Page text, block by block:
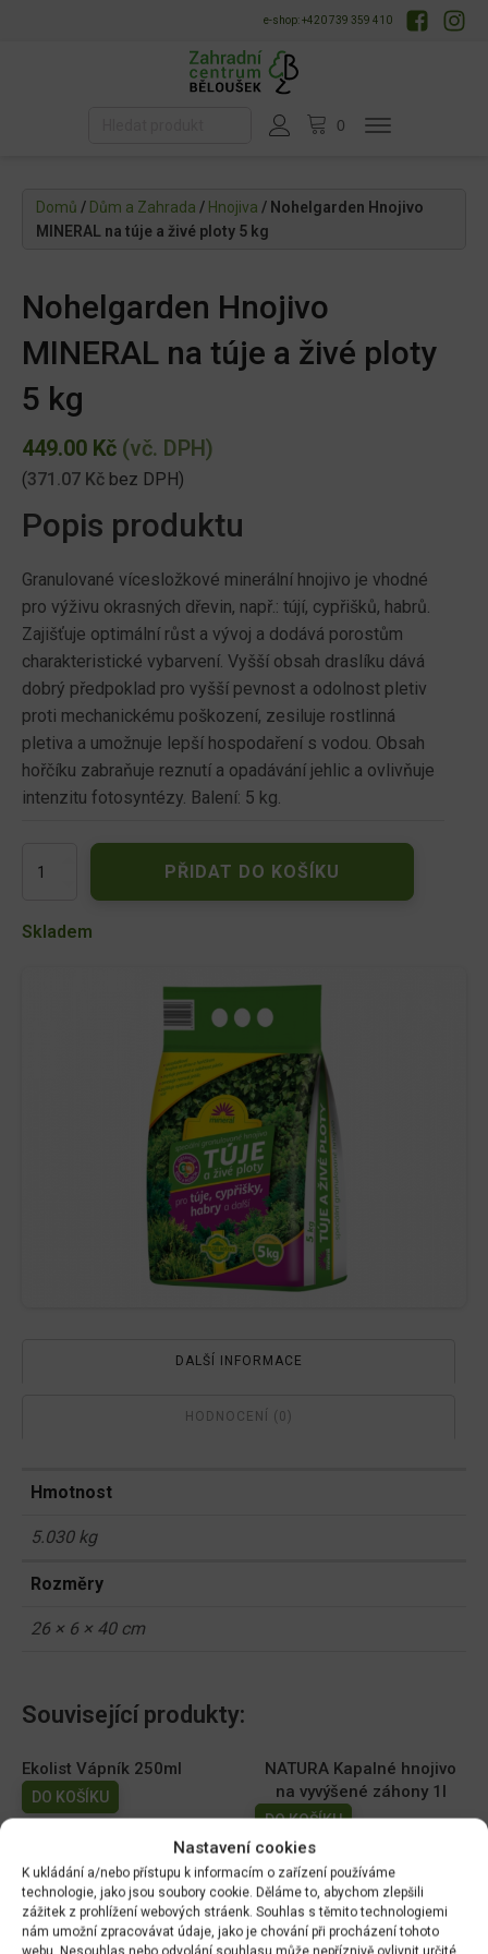
Nastavení cookies
K ukládání a/nebo přístupu k informacím o zařízení používáme
technologie, jako jsou soubory cookie. Děláme to, abychom zlepšili
zážitek z prohlížení webových stráenk. Souhlas s těmito technologiemi
nám umožní zpracovávat údaje, jako je chování při procházení tohoto
webu. Nesouhlas nebo odvolání souhlasu může nepříznivě ovlivnit určité
e-shop: +420 739 359 410
Domů / Dům a Zahrada / Hnojiva / Nohelgarden Hnojivo
MINERAL na túje a živé ploty 5 kg
Nohelgarden Hnojivo
MINERAL na túje a živé ploty
5 kg
449.00 Kč (vč. DPH)
(371.07 Kč bez DPH)
Popis produktu
Granulované vícesložkové minerální hnojivo je vhodné
pro výživu okrasných dřevin, např.: tújí, cypřišků, habrů.
Zajišťuje optimální růst a vývoj a dodává porostům
charakteristické vybarvení. Vyšší obsah draslíku dává
dobrý předpoklad pro vyšší pevnost a odolnost pletiv
proti mechanickému poškození, zesiluje rostlinná
pletiva a umožnuje lepší hospodaření s vodou. Obsah
hořčíku zabraňuje reznutí a opadávání jehlic a ovlivňuje
intenzitu fotosyntézy. Balení: 5 kg.
Hnojivo
na
PŘIDAT DO KOŠÍKU
Skladem
DALŠÍ INFORMACE
HODNOCENÍ (0)
Hmotnost
5.030 kg
Rozměry
26 × 6 × 40 cm
Související produkty:
Ekolist Vápník 250ml
DO KOŠÍKU
NATURA Kapalné hnojivo
na vyvýšené záhony 1l
DO KOŠÍKU
149.00Kč
AGRO Cererit Hobby GOLD
s guánem 1l
DO KOŠÍKU
Cererit s guánem Podzimní
5kg/FO +
DO KOŠÍKU